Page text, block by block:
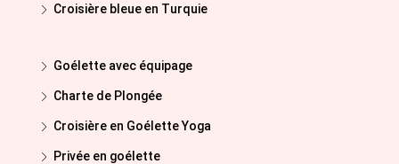
Croisière bleue en Turquie
Goélette avec équipage
Charte de Plongée
Croisière en Goélette Yoga
Privée en goélette